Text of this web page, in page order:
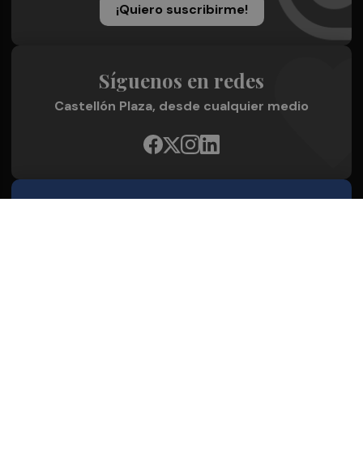
¡Quiero suscribirme!
Síguenos en redes
Castellón Plaza, desde cualquier medio